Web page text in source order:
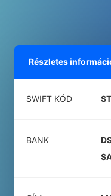
Részletes
SWIFT KÓD
BANK